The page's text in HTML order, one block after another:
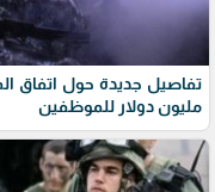
مليون دولار للموظفين